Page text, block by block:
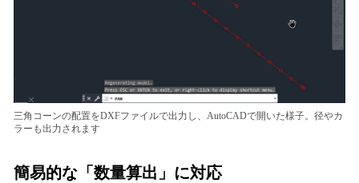
三角コーンの配置をDXFファイルで出力し、AutoCADで開いた様子。径やカ
ラーも出力されます
簡易的な「数量算出」に対応